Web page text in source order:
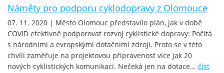
Náměty pro podporu cyklodopravy z Olomouce
07. 11. 2020 | Město Olomouc představilo plán, jak v době
COVID efektivně podporovat rozvoj cyklistické dopravy: Počítá
s národními a evropskými dotačními zdroji. Proto se v této
chvíli zaměřuje na projektovou připravenost více jak 20
nových cyklistických komunikací. Nečeká jen na dotace... číst